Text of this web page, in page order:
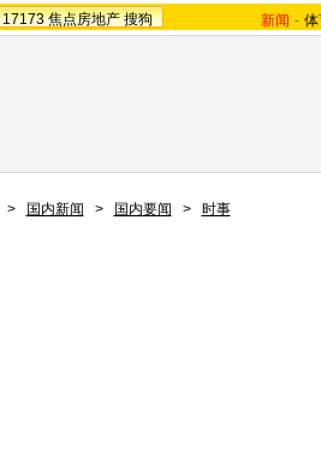
17173 焦点房地产 搜狗 新闻 -
> 国内新闻 > 国内要闻 > 时事